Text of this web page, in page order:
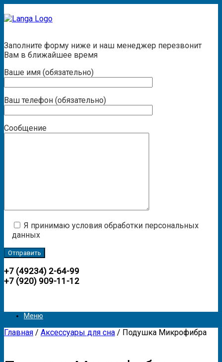
Заполните форму ниже и наш менеджер перезвонит
Вам в ближайшее время
Ваше имя (обязательно)
Ваш телефон (обязательно)
Сообщение
Я принимаю условия обработки персональных
данных
+7 (49234) 2-64-99
+7 (920) 909-11-12
Меню
Главная / Аксессуары для сна / Подушка Микрофибра